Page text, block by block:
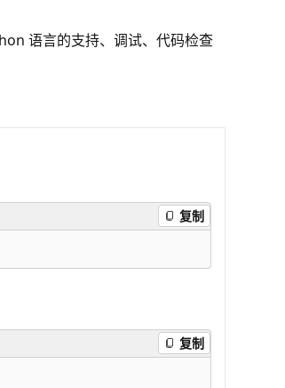
语言的支持、调试、代码检查
复制
复制